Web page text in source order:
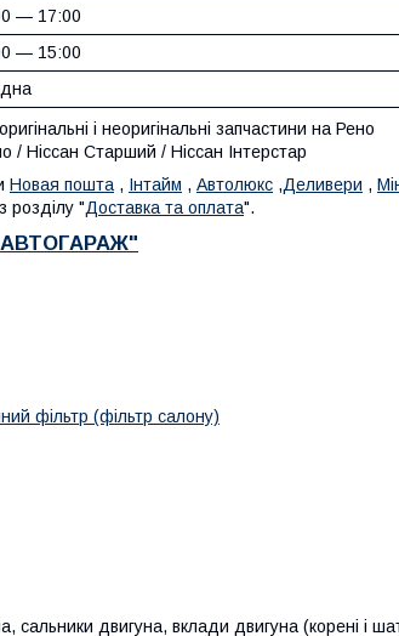
— 17:00
— 15:00
і неоригінальні запчастини на Рено
Ніссан Старший / Ніссан Інтерстар
Новая пошта , Інтайм , Автолюкс ,Деливери ,
розділу "Доставка та оплата".
фільтр (фільтр салону)
сальники двигуна, вклади двигуна (корені і